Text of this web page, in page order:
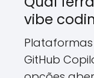
vibe
GitHub